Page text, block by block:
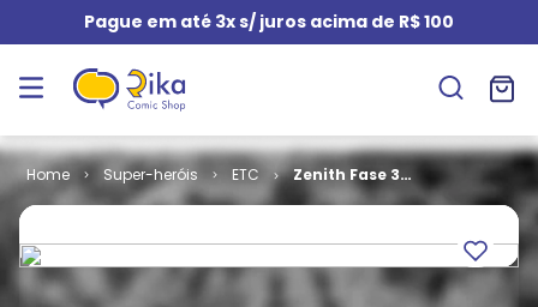
Pague em até 3x s/ juros acima de R$ 100
Super-heróis ETC
Zenith Fase 3 -
Volume 1